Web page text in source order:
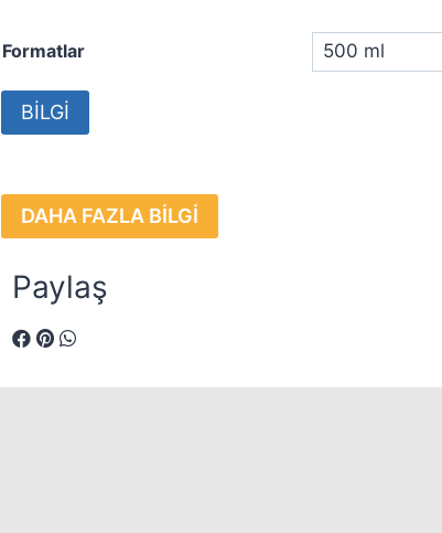
Formatlar
BİLGİ
DAHA FAZLA BİLGİ
Paylaş